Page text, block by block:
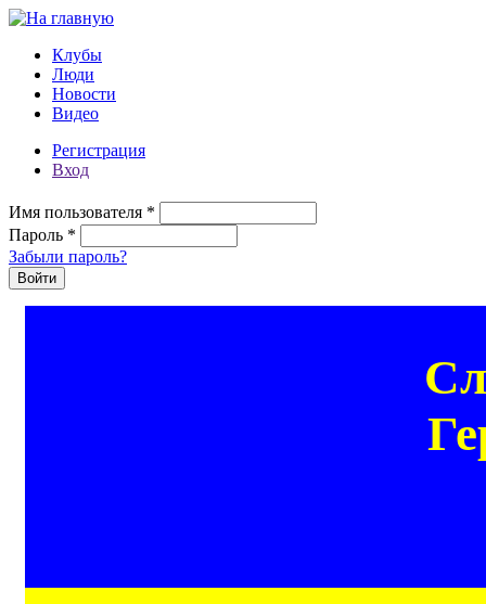
Перейти к основному содержанию
Клубы
Люди
Новости
Видео
Регистрация
Вход
Имя пользователя *
Пароль *
Забыли пароль?